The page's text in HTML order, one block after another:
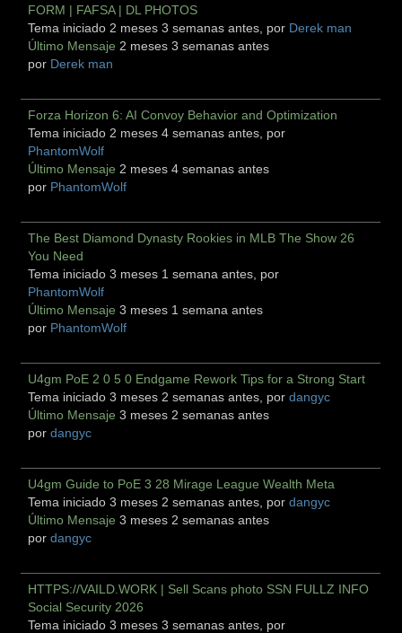
FORM | FAFSA | DL PHOTOS
Tema iniciado 2 meses 3 semanas antes, por Derek man
Último Mensaje 2 meses 3 semanas antes
por Derek man
Forza Horizon 6: AI Convoy Behavior and Optimization
Tema iniciado 2 meses 4 semanas antes, por
PhantomWolf
Último Mensaje 2 meses 4 semanas antes
por PhantomWolf
The Best Diamond Dynasty Rookies in MLB The Show 26
You Need
Tema iniciado 3 meses 1 semana antes, por
PhantomWolf
Último Mensaje 3 meses 1 semana antes
por PhantomWolf
U4gm PoE 2 0 5 0 Endgame Rework Tips for a Strong Start
Tema iniciado 3 meses 2 semanas antes, pordangyc
Último Mensaje 3 meses 2 semanas antes
pordangyc
U4gm Guide to PoE 3 28 Mirage League Wealth Meta
Tema iniciado 3 meses 2 semanas antes, pordangyc
Último Mensaje 3 meses 2 semanas antes
pordangyc
HTTPS://VAILD.WORK | Sell Scans photo SSN FULLZ INFO
Social Security 2026
Tema iniciado 3 meses 3 semanas antes, por